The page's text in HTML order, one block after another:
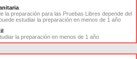
la preparación para las Pruebas Libres depende del
estudiar la preparación en menos de 1 año
la preparación en menos de 1 año